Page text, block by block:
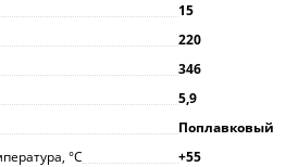
15
220
346
5,9
Поплавковый
°С
+55